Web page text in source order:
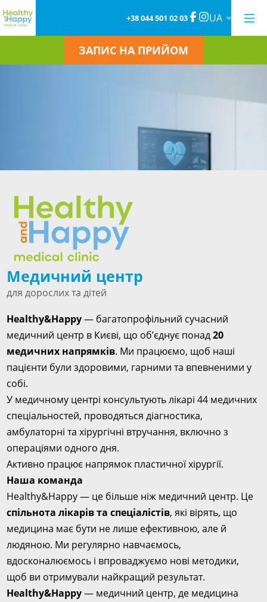
+38 044 501 02 03 UA
ЗАПИС НА ПРИЙОМ
Медичний центр
для дорослих та дітей
Healthy&Happy— багатопрофільний сучасний
медичний центр в Києві, що об’єднує понад20
медичних напрямків. Ми працюємо, щоб наші
пацієнти були здоровими, гарними та впевненими у
собі.
У медичному центрі консультують лікарі 44 медичних
спеціальностей, проводяться діагностика,
амбулаторні та хірургічні втручання, включно з
операціями одного дня.
Активно працює напрямок пластичної хірургії.
Наша команда
Healthy&Happy — це більше ніж медичний центр. Це
спільнота лікарів та спеціалістів, які вірять, що
медицина має бути не лише ефективною, але й
людяною. Ми регулярно навчаємось,
вдосконалюємось і впроваджуємо нові методики,
щоб ви отримували найкращий результат.
Healthy&Happy— медичний центр, де медицина